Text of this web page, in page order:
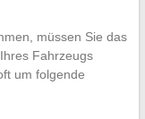
müssen Sie das
Fahrzeugs
um folgende